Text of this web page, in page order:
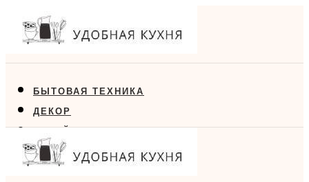
БЫТОВАЯ ТЕХНИКА
ДЕКОР
ДИЗАЙН
ЕДА